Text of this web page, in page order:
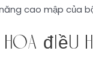
cao mập của
hóa